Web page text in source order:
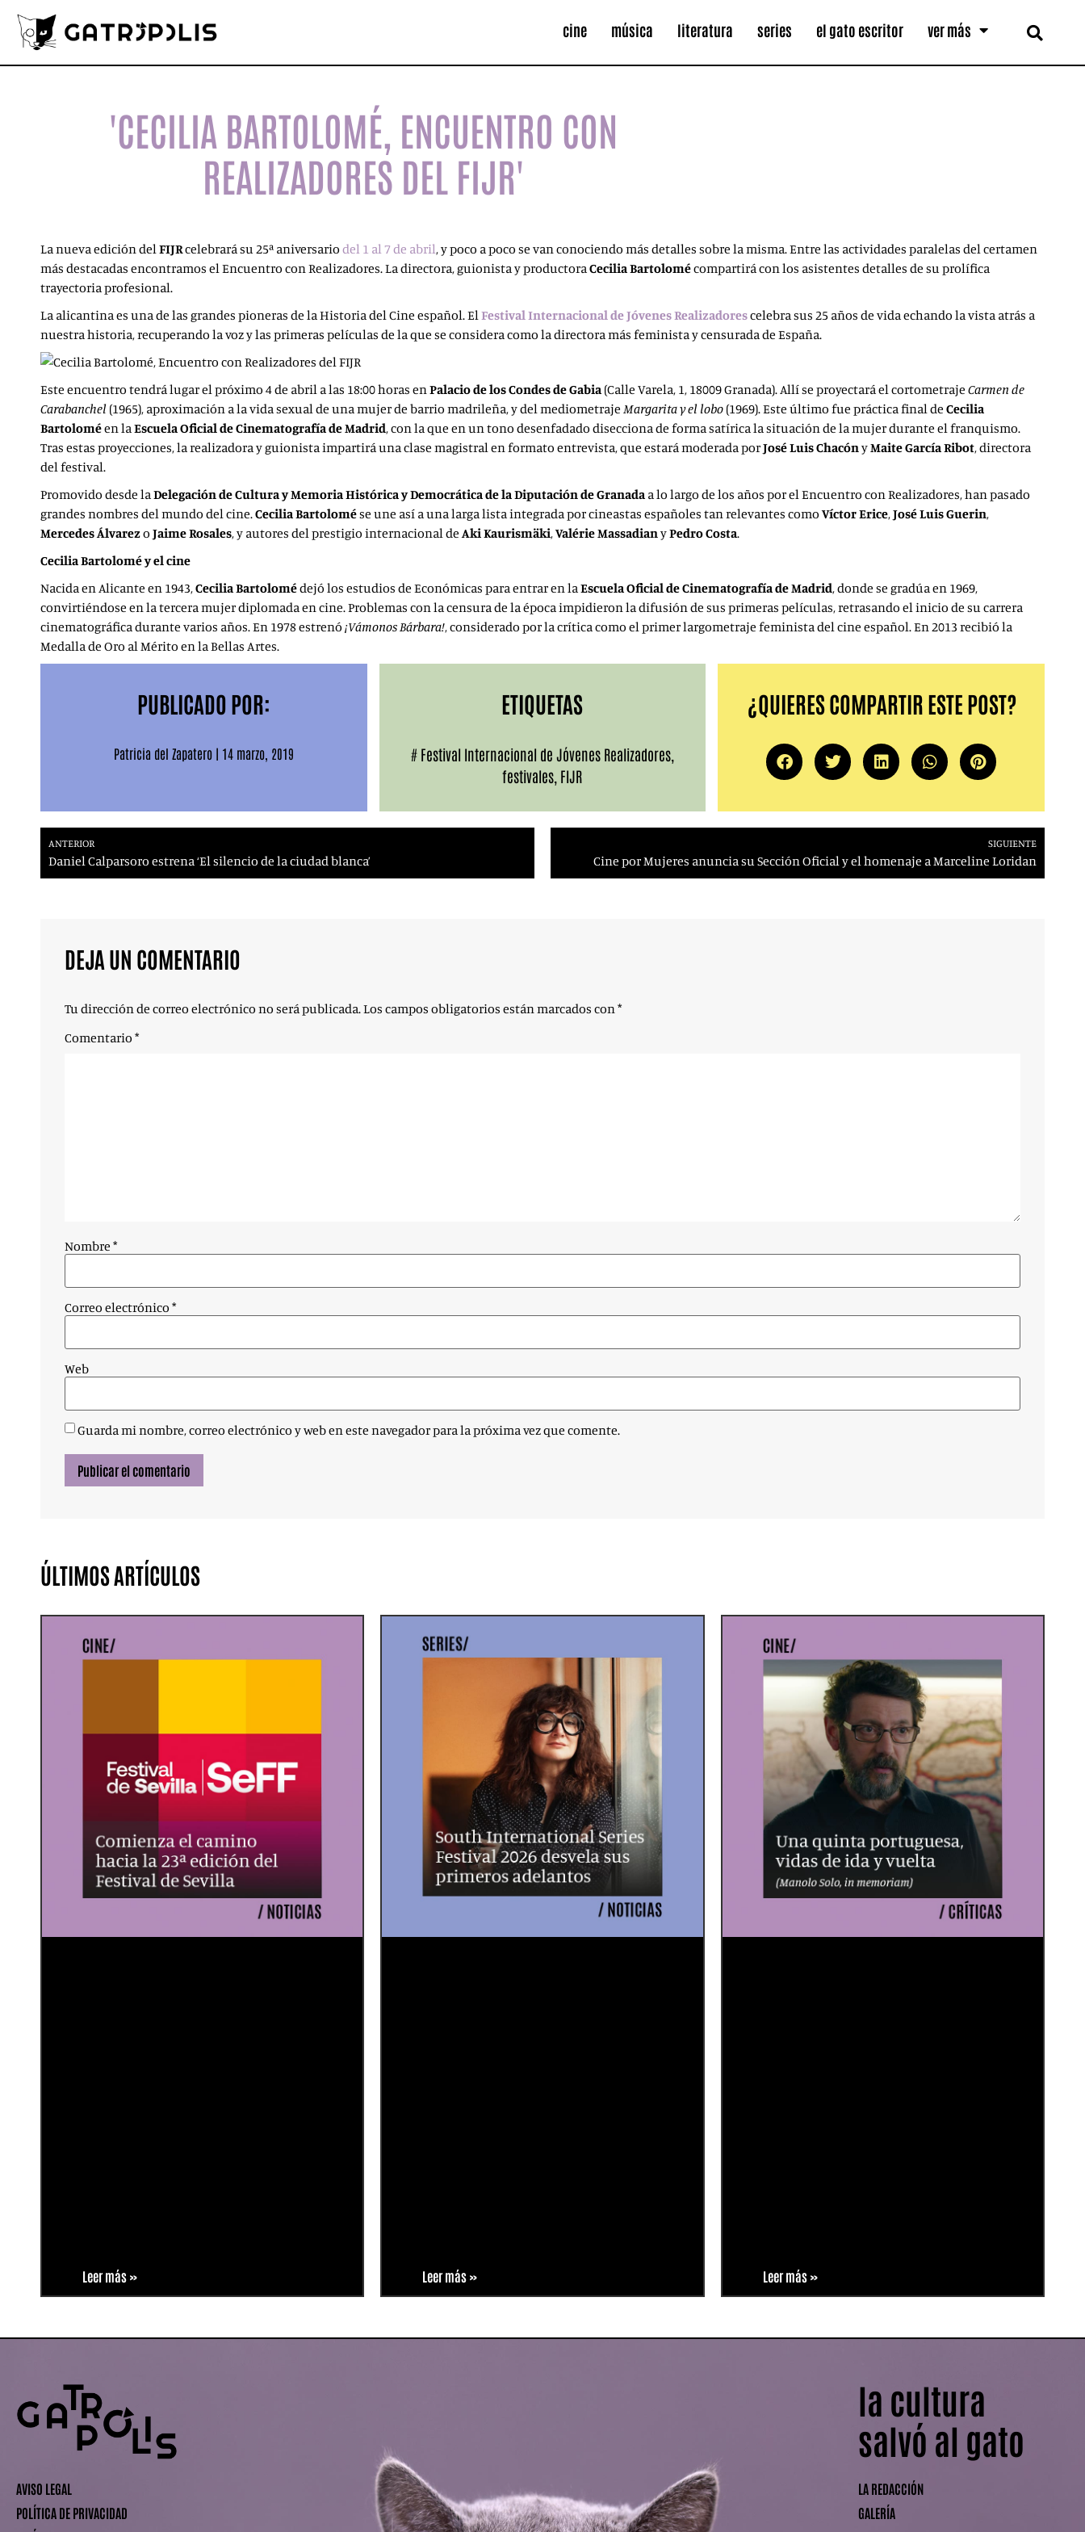
cine música literatura series el gato escritor ver más
'CECILIA BARTOLOMÉ, ENCUENTRO CON
REALIZADORES DEL FIJR'
La nueva edición delFIJRcelebrará su 25ª aniversario del 1 al 7 de abril, y poco a poco se van conociendo más detalles sobre la misma. Entre las actividades paralelas del certamen
más destacadas encontramos el Encuentro con Realizadores. La directora, guionista y productoraCecilia Bartolomécompartirá con los asistentes detalles de su prolífica
trayectoria profesional.
La alicantina es una de las grandes pioneras de la Historia del Cine español. ElFestival Internacional de Jóvenes Realizadorescelebra sus 25 años de vida echando la vista atrás a
nuestra historia, recuperando la voz y las primeras películas de la que se considera como la directora más feminista y censurada de España.
Este encuentro tendrá lugar el próximo 4 de abril a las 18:00 horas enPalacio de los Condes de Gabia (Calle Varela, 1, 18009 Granada). Allí se proyectará el cortometraje Carmen de
Carabanchel (1965), aproximación a la vida sexual de una mujer de barrio madrileña, y del mediometraje Margarita y el lobo (1969). Este último fue práctica final de Cecilia
Bartoloméen laEscuela Oficial de Cinematografía de Madrid, con la que en un tono desenfadado disecciona de forma satírica la situación de la mujer durante el franquismo.
Tras estas proyecciones, la realizadora y guionista impartirá una clase magistral en formato entrevista, que estará moderada porJosé Luis ChacónyMaite García Ribot, directora
del festival.
Promovido desde laDelegación de Cultura y Memoria Histórica y Democrática de la Diputación de Granada a lo largo de los años por el Encuentro con Realizadores, han pasado
grandes nombres del mundo del cine.Cecilia Bartolomése une así a una larga lista integrada por cineastas españoles tan relevantes comoVíctor Erice,José Luis Guerin,
Mercedes Álvarezo Jaime Rosales, y autores del prestigio internacional deAki Kaurismäki,Valérie MassadianyPedro Costa.
Cecilia Bartolomé y el cine
Nacida en Alicante en 1943,Cecilia Bartolomédejó los estudios de Económicas para entrar en laEscuela Oficial de Cinematografía de Madrid, donde se gradúa en 1969,
convirtiéndose en la tercera mujer diplomada en cine. Problemas con la censura de la época impidieron la difusión de sus primeras películas, retrasando el inicio de su carrera
cinematográfica durante varios años. En 1978 estrenó ¡Vámonos Bárbara!, considerado por la crítica como el primer largometraje feminista del cine español. En 2013 recibió la
Medalla de Oro al Mérito en la Bellas Artes.
PUBLICADO POR:
Patricia del Zapatero | 14 marzo, 2019
ETIQUETAS
# Festival Internacional de Jóvenes Realizadores,
festivales FIJR
¿QUIERES COMPARTIR ESTE POST?
ANTERIOR
Daniel Calparsoro estrena ‘El silencio de la ciudad blanca’
SIGUIENTE
Cine por Mujeres anuncia su Sección Oficial y el homenaje a Marceline Loridan
DEJA UN COMENTARIO
Tu dirección de correo electrónico no será publicada.Los campos obligatorios están marcados con*
Comentario *
Nombre *
Correo electrónico *
Web
Guarda mi nombre, correo electrónico y web en este navegador para la próxima vez que comente.
ÚLTIMOS ARTÍCULOS
Leer más » Leer más » Leer más »
AVISO LEGAL
POLÍTICA DE PRIVACIDAD
la cultura
salvó al gato
LA REDACCIÓN
GALERÍA